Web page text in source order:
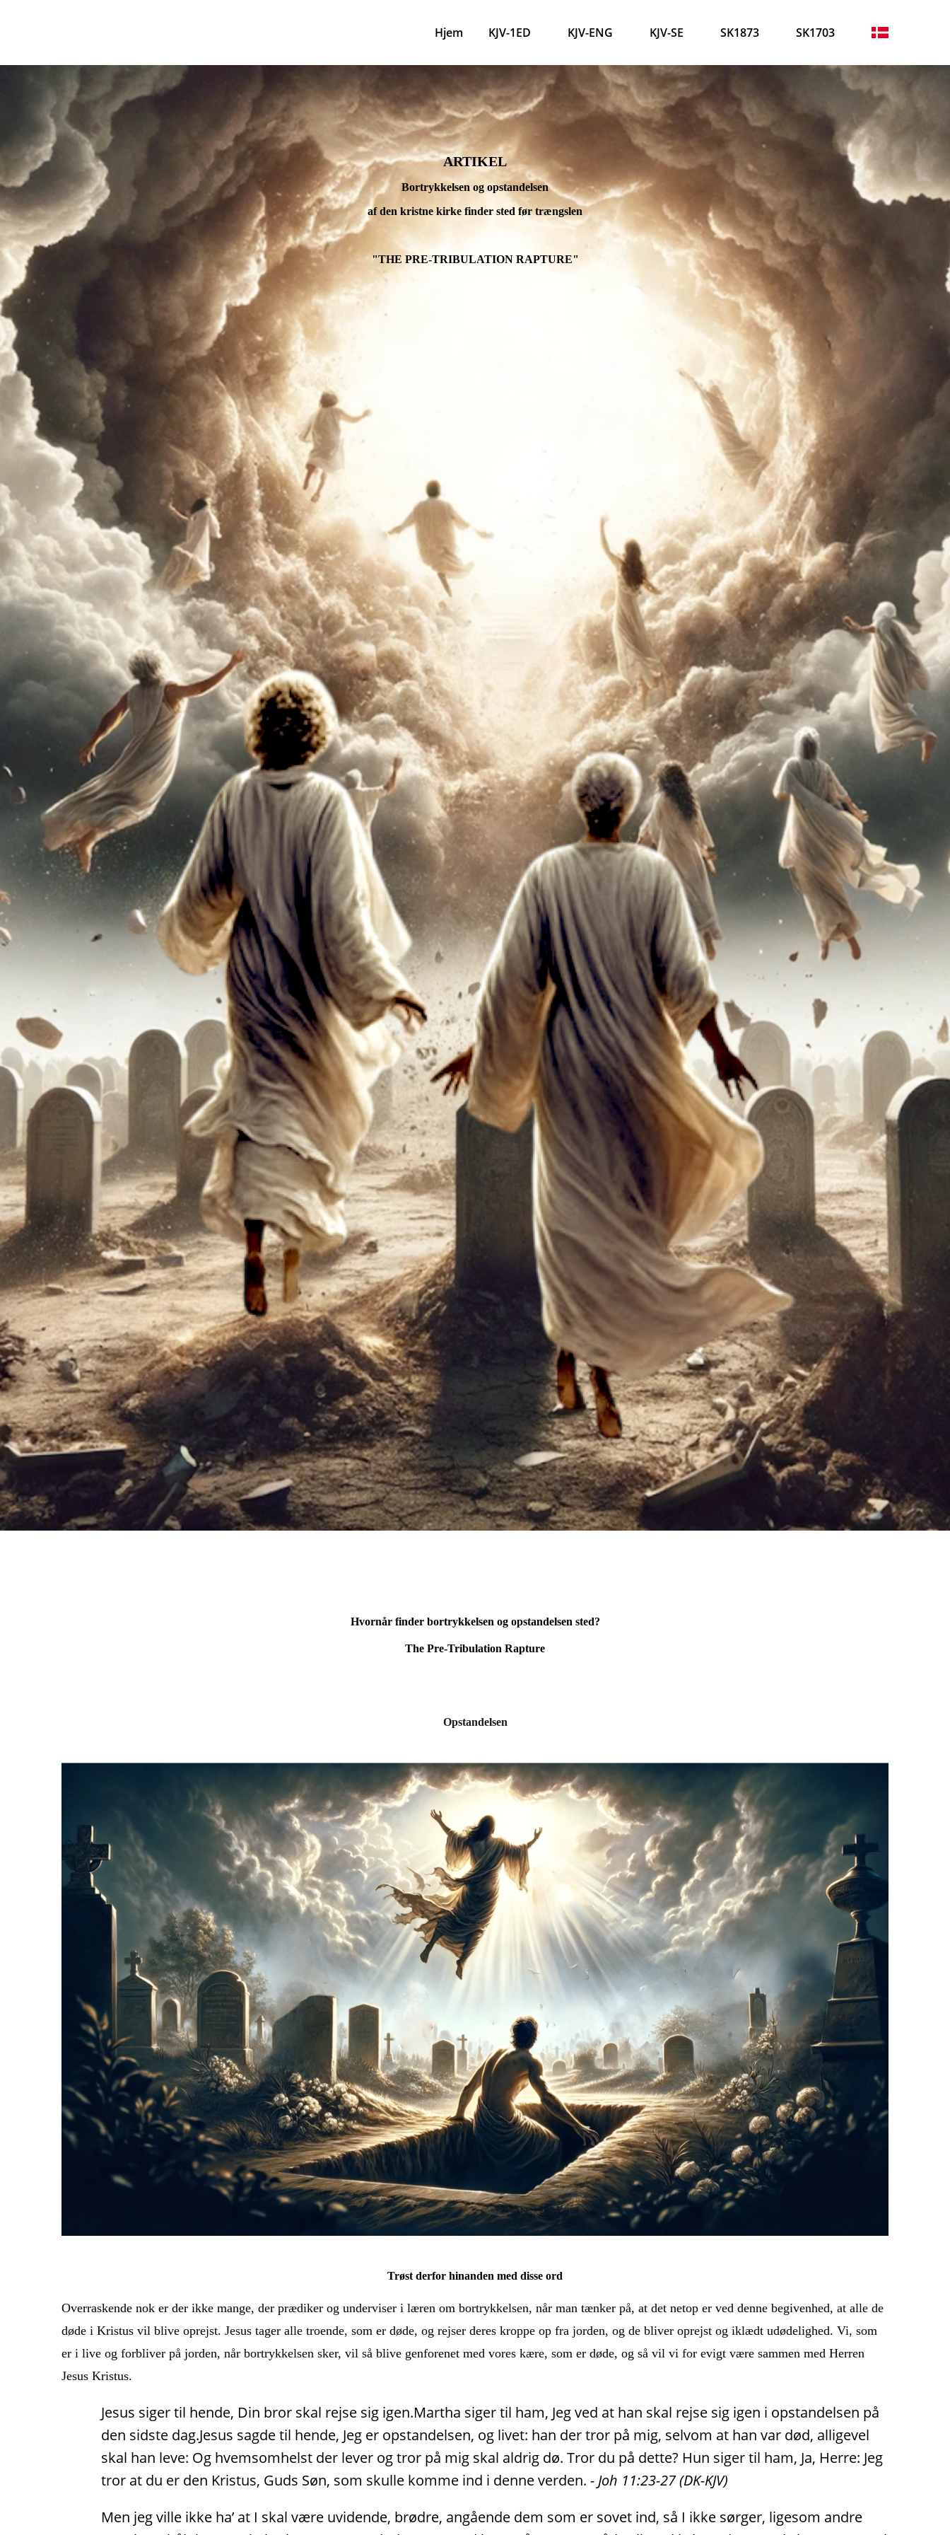
Hjem KJV-1ED KJV-ENG KJV-SE SK1873 SK1703
ARTIKEL
Bortrykkelsen og opstandelsen
af ​​den kristne kirke finder sted før trængslen
"THE PRE-TRIBULATION RAPTURE"
Hvornår finder bortrykkelsen og opstandelsen sted?
The Pre-Tribulation Rapture
Opstandelsen
Trøst derfor hinanden med disse ord
Overraskende nok er der ikke mange, der prædiker og underviser i læren om bortrykkelsen, når man tænker på, at det netop er ved denne begivenhed, at alle de
døde i Kristus vil blive oprejst. Jesus tager alle troende, som er døde, og rejser deres kroppe op fra jorden, og de bliver oprejst og iklædt udødelighed. Vi, som
er i live og forbliver på jorden, når bortrykkelsen sker, vil så blive genforenet med vores kære, som er døde, og så vil vi for evigt være sammen med Herren
Jesus Kristus.
Jesus siger til hende, Din bror skal rejse sig igen.Martha siger til ham, Jeg ved at han skal rejse sig igen i opstandelsen på
den sidste dag.Jesus sagde til hende, Jeg er opstandelsen, og livet: han der tror på mig, selvom at han var død, alligevel
skal han leve: Og hvemsomhelst der lever og tror på mig skal aldrig dø. Tror du på dette? Hun siger til ham, Ja, Herre: Jeg
tror at du er den Kristus, Guds Søn, som skulle komme ind i denne verden. - Joh 11:23-27 (DK-KJV)
Men jeg ville ikke ha’ at I skal være uvidende, brødre, angående dem som er sovet ind, så I ikke sørger, ligesom andre